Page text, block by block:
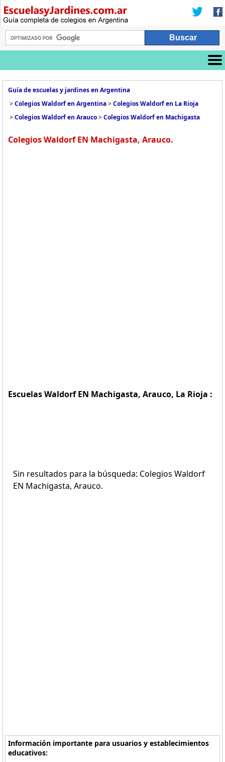
Guía de escuelas y jardines en Argentina
>Colegios Waldorf en Argentina>Colegios Waldorf en La Rioja
>Colegios Waldorf en Arauco>Colegios Waldorf en Machigasta
Colegios Waldorf EN Machigasta, Arauco.
Escuelas Waldorf EN Machigasta, Arauco, La Rioja :
Sin resultados para la búsqueda: Colegios Waldorf
EN Machigasta, Arauco.
Información importante para usuarios y establecimientos
educativos: